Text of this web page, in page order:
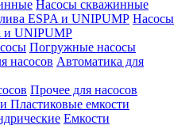
Насосы скважинные
Насосы
и UNIPUMP
Погружные насосы
Автоматика для
Прочее для насосов
Пластиковые емкости
Емкости